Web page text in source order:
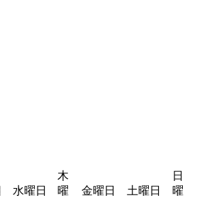
水曜日
木
曜
金曜日 土曜日
日
曜